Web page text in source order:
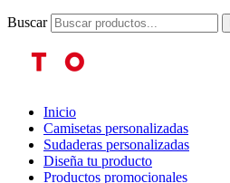
Buscar
Inicio
Camisetas personalizadas
Sudaderas personalizadas
Diseña tu producto
Productos promocionales